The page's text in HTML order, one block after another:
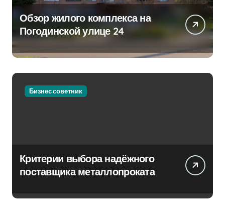
Обзор жилого комплекса на
Погодинской улице 24
Бизнес советник
Критерии выбора надёжного
поставщика металлопроката